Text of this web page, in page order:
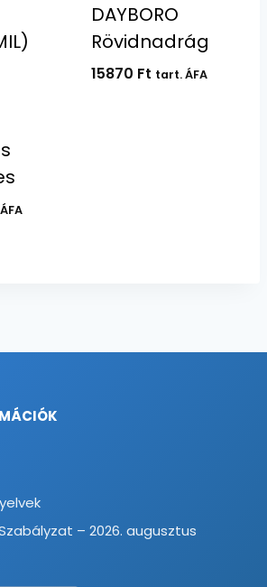
DAYBORO
Rövidnadrág
15870 Ft tart. ÁFA
– 2026. augusztus